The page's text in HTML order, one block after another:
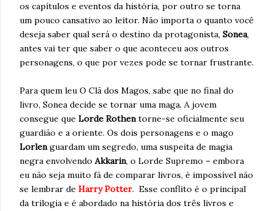
os capítulos e eventos da história, por outro se torna
um pouco cansativo ao leitor. Não importa o quanto você
deseja saber qual será o destino da protagonista, Sonea,
antes vai ter que saber o que aconteceu aos outros
personagens, o que por vezes pode se tornar frustrante.
Para quem leu O Clã dos Magos, sabe que no final do
livro, Sonea decide se tornar uma maga. A jovem
consegue que Lorde Rothentorne-se oficialmente seu
guardião e a oriente. Os dois personagens e o mago
Lorlenguardam um segredo, uma suspeita de magia
negra envolvendo Akkarin, o Lorde Supremo – embora
eu não seja muito fã de comparar livros, é impossível não
se lembrar de Harry Potter. Esse conflito é o principal
da trilogia e é abordado na história dos três livros e